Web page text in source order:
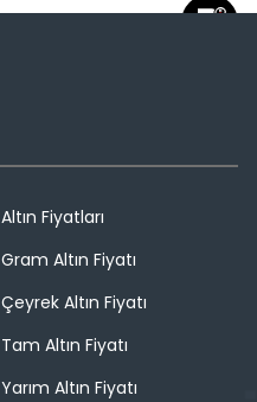
Altın Fiyatları
Gram Altın Fiyatı
Çeyrek Altın Fiyatı
Tam Altın Fiyatı
Yarım Altın Fiyatı